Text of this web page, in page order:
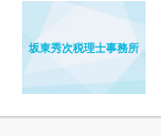
坂東秀次税理士事務所